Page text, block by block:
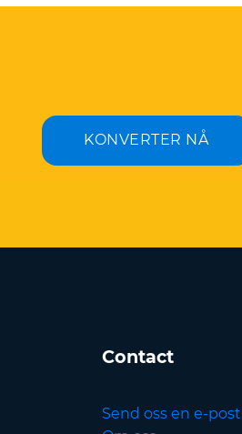
KONVERTER NÅ
Contact
Send oss en e-post